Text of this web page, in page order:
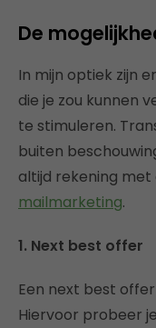
De
In mijn optiek zijn
die je zou kunnen
te stimuleren.
buiten
altijd rekening met
mailmarketing.
1. Next best offer
Een next best
Hiervoor probeer